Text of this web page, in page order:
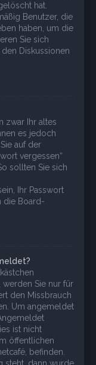
hat.
Benutzer, die
haben, um die
Sie sich
Diskussionen
zwar Ihr altes
es jedoch
auf der
vergessen“
sollten Sie sich
Ihr Passwort
die Board-
werden Sie nur für
den Missbrauch
Um angemeldet
ist nicht
öffentlichen
befinden.